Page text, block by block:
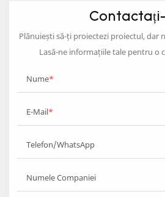
Plănuiești să-ți proiectezi proiectul, dar
Lasă-ne informațiile tale pentru o
Nume
E-Mail
Telefon/WhatsApp
Numele Companiei